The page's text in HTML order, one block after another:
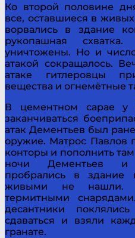
Ко второй половине
все, оставшиеся в
ворвались в здание
рукопашная
уничтожены. Но и
атакой сокращалось.
атаке гитлеровцы
вещества и огнемётные
В цементном сарае у
заканчиваться
атак Дементьев был
оружие. Матрос Павлов
конторы и пополнить
ночи Дементьев и
пробрались в здание
живыми не нашли.
термитными
десантники
сдаваться и взяли
гранате.